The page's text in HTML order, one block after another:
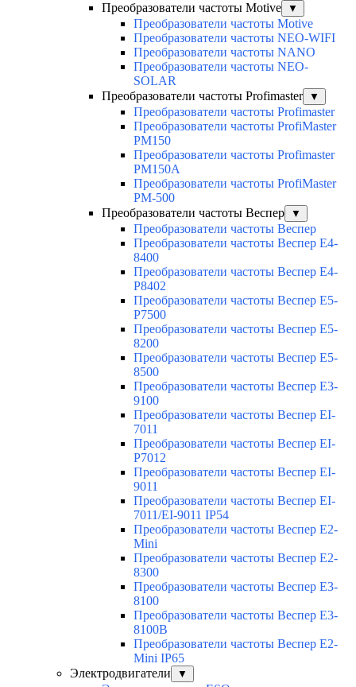
Преобразователи частоты Motive
▼
Преобразователи частоты Motive
Преобразователи частоты NEO-WIFI
Преобразователи частоты NANO
Преобразователи частоты NEO-
SOLAR
Преобразователи частоты Profimaster
▼
Преобразователи частоты Profimaster
Преобразователи частоты ProfiMaster
PM150
Преобразователи частоты Profimaster
PM150A
Преобразователи частоты ProfiMaster
PM-500
Преобразователи частоты Веспер
▼
Преобразователи частоты Веспер
Преобразователи частоты Веспер E4-
8400
Преобразователи частоты Веспер E4-
P8402
Преобразователи частоты Веспер E5-
P7500
Преобразователи частоты Веспер E5-
8200
Преобразователи частоты Веспер E5-
8500
Преобразователи частоты Веспер E3-
9100
Преобразователи частоты Веспер EI-
7011
Преобразователи частоты Веспер EI-
P7012
Преобразователи частоты Веспер EI-
9011
Преобразователи частоты Веспер EI-
7011/EI-9011 IP54
Преобразователи частоты Веспер E2-
Mini
Преобразователи частоты Веспер E2-
8300
Преобразователи частоты Веспер E3-
8100
Преобразователи частоты Веспер E3-
8100B
Преобразователи частоты Веспер E2-
Mini IP65
Электродвигатели
▼